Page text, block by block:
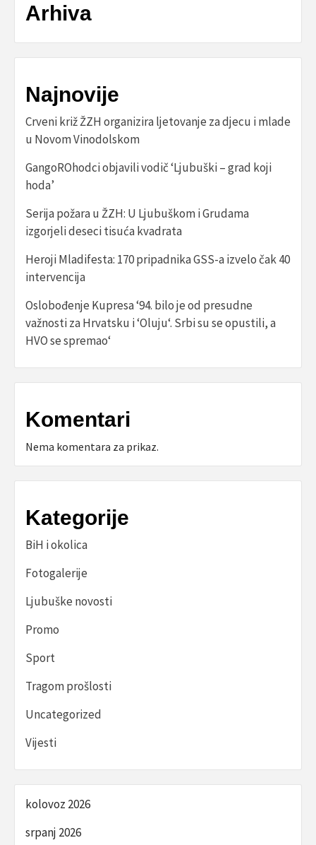
Arhiva
Najnovije
Crveni križ ŽZH organizira ljetovanje za djecu i mlade
u Novom Vinodolskom
GangoROhodci objavili vodič ‘Ljubuški – grad koji
hoda’
Serija požara u ŽZH: U Ljubuškom i Grudama
izgorjeli deseci tisuća kvadrata
Heroji Mladifesta: 170 pripadnika GSS-a izvelo čak 40
intervencija
Oslobođenje Kupresa ‘94. bilo je od presudne
važnosti za Hrvatsku i ‘Oluju‘. Srbi su se opustili, a
HVO se spremao‘
Komentari
Nema komentara za prikaz.
Kategorije
BiH i okolica
Fotogalerije
Ljubuške novosti
Promo
Sport
Tragom prošlosti
Uncategorized
Vijesti
kolovoz 2026
srpanj 2026